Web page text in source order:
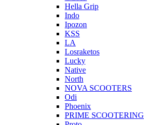
Hella Grip
Indo
Ipozon
KSS
LA
Losraketos
Lucky
Native
North
NOVA SCOOTERS
Odi
Phoenix
PRIME SCOOTERING